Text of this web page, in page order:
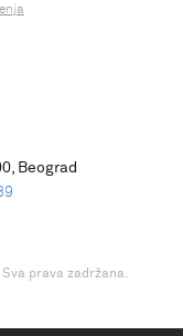
Beograd
. Sva prava zadržana.